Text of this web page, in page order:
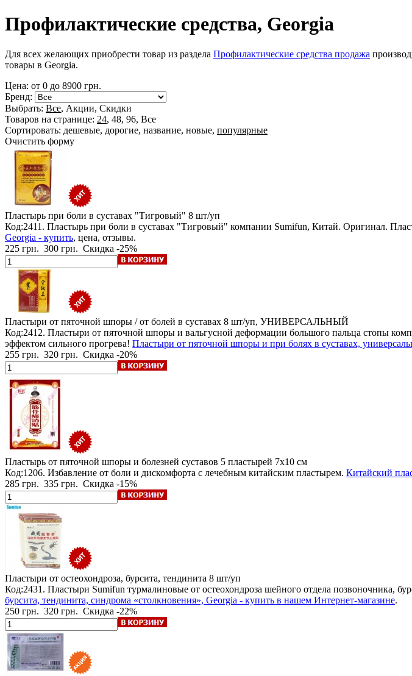
Профилактические средства, Georgia
Для всех желающих приобрести товар из раздела Профилактические средства продажа
товары в Georgia.
Цена: от 0 до 8900 грн.
Бренд:
Выбрать: Все, Акции, Скидки
Товаров на странице: 24, 48, 96, Все
Сортировать: дешевые, дорогие, название, новые, популярные
Очистить форму
Пластырь при боли в суставах "Тигровый" 8 шт/уп
Код:2411. Пластырь при боли в суставах "Тигровый" компании Sumifun, Китай. Оригинал.
Georgia - купить, цена, отзывы.
225 грн. 300 грн. Скидка -25%
Пластыри от пяточной шпоры / от болей в суставах 8 шт/уп, УНИВЕРСАЛЬНЫЙ
Код:2412. Пластыри от пяточной шпоры и вальгусной деформации большого пальца стопы
эффектом сильного прогрева! Пластыри от пяточной шпоры и при болях в суставах,
255 грн. 320 грн. Скидка -20%
Пластырь от пяточной шпоры и болезней суставов 5 пластырей 7х10 см
Код:1206. Избавление от боли и дискомфорта с лечебным китайским пластырем. Китайский
285 грн. 335 грн. Скидка -15%
Пластыри от остеохондроза, бурсита, тендинита 8 шт/уп
Код:2431. Пластыри Sumifun турмалиновые от остеохондроза шейного отдела позвоночника,
бурсита, тендинита, синдрома «столкновения», Georgia - купить в нашем Интернет-магазине.
250 грн. 320 грн. Скидка -22%